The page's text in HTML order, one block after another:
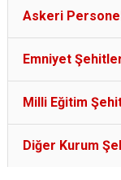
Askeri
Emniyet
Milli Eğitim
Diğer Kurum